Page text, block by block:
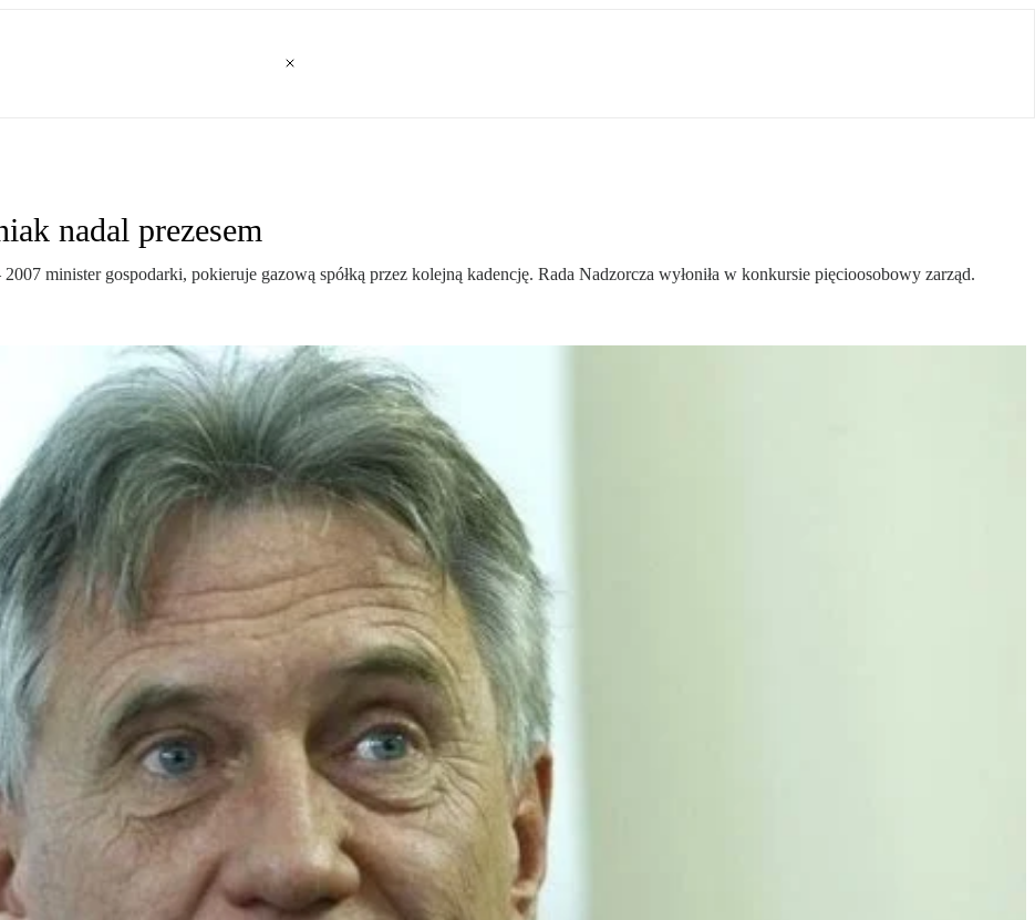
nadal prezesem
minister gospodarki, pokieruje gazową spółką przez kolejną kadencję. Rada Nadzorcza wyłoniła w konkursie pięcioosobowy zarząd.